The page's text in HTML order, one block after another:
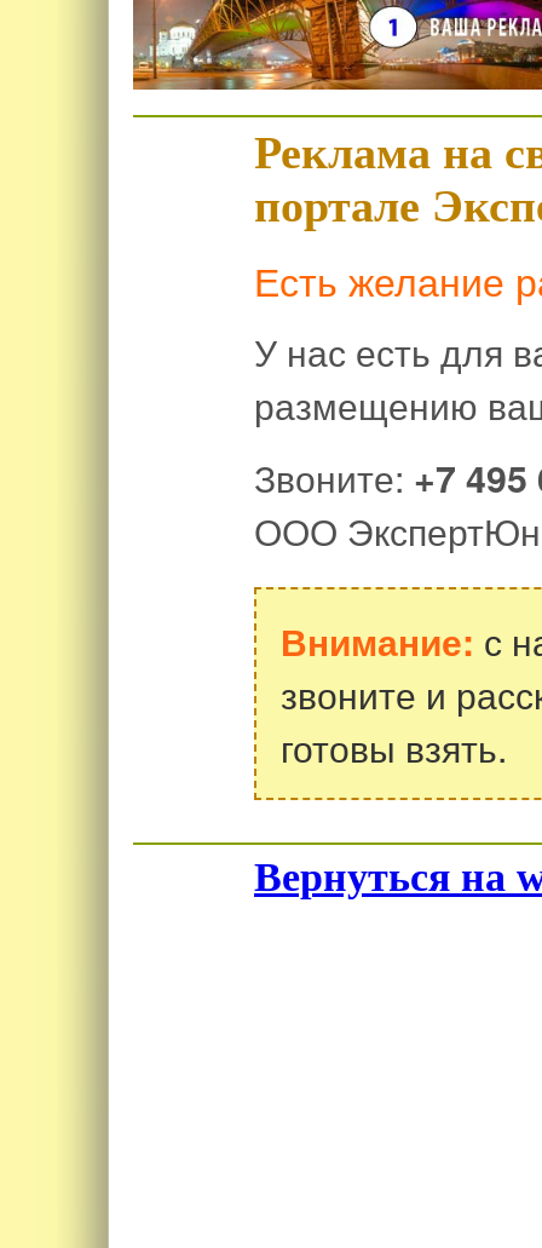
Реклама на
портале
Есть желание
У нас есть для
размещению
Звоните: +7 495
ООО
Внимание: с
звоните и
готовы взять.
Вернуться на